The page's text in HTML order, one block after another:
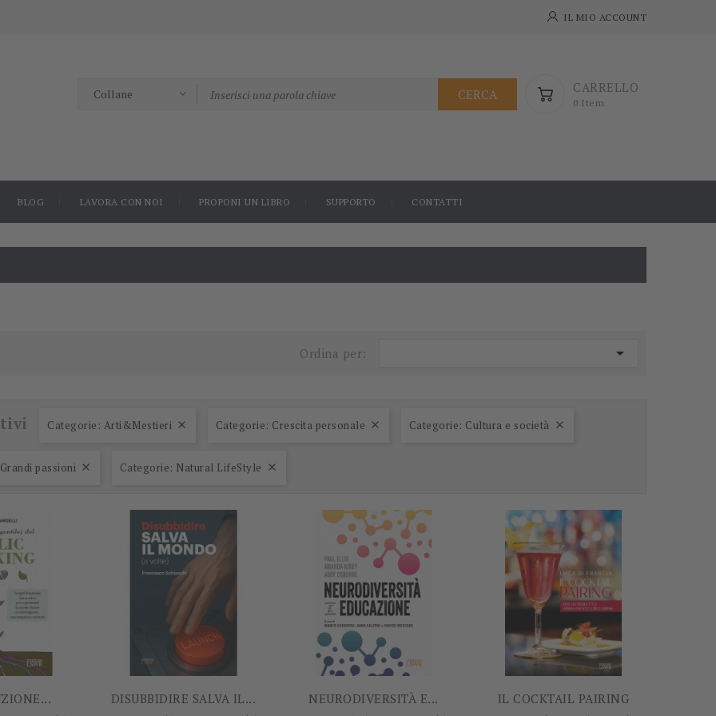
IL MIO ACCOUNT
CARRELLO
0 Item
CERCA
BLOG LAVORA CON NOI PROPONI UN LIBRO SUPPORTO CONTATTI
Ordina per: 
Categorie: Arti&Mestieri  Categorie: Crescita personale  Categorie: Cultura e società 
passioni  Categorie: Natural LifeStyle 
DISUBBIDIRE SALVA IL... NEURODIVERSITÀ E... IL COCKTAIL PAIRING